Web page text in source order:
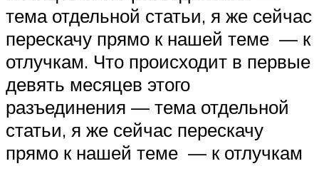
тема отдельной статьи, я же сейчас
перескачу прямо к нашей теме — к
отлучкам. Что происходит в первые
девять месяцев этого
разъединения — тема отдельной
статьи, я же сейчас перескачу
прямо к нашей теме — к отлучкам